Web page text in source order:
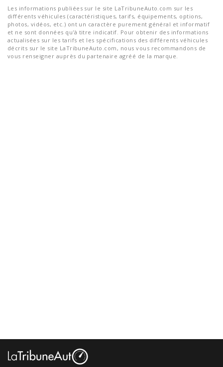
Les informations publiées sur le site LaTribuneAuto.com sur les
différents véhicules (caractéristiques, tarifs, équipements, options,
photos, vidéos, etc.) ont un caractère purement général et informatif
et ne sont données qu'à titre indicatif. Pour obtenir des informations
actualisées sur les tarifs et les spécifications des différents véhicules
décrits sur le site LaTribuneAuto.com, nous vous recommandons de
vous renseigner auprès du partenaire agréé de la marque.